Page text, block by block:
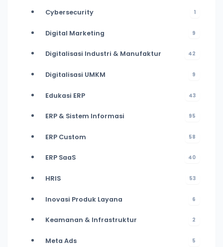
Cybersecurity 1
Digital Marketing 9
Digitalisasi Industri & Manufaktur 42
Digitalisasi UMKM 9
Edukasi ERP 43
ERP & Sistem Informasi 95
ERP Custom 58
ERP SaaS 40
HRIS 53
Inovasi Produk Layana 6
Keamanan & Infrastruktur 2
Meta Ads 5